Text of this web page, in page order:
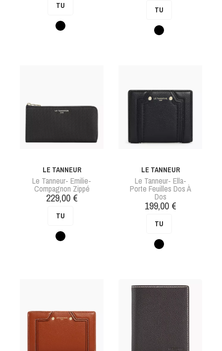
TU
Noir
TU
Noir
LE TANNEUR
Le Tanneur- Emilie-
Compagnon Zippé
Prix
229,00 €
TU
Noir
LE TANNEUR
Le Tanneur- Ella-
Porte Feuilles Dos À
Dos
Prix
199,00 €
TU
Noir